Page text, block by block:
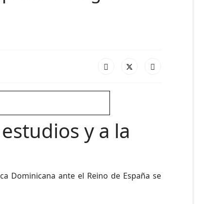
y a la
Dominicana ante el Reino de España se